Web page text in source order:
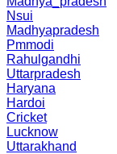
Nsui
Madhyapradesh
Pmmodi
Rahulgandhi
Uttarpradesh
Haryana
Hardoi
Cricket
Lucknow
Uttarakhand